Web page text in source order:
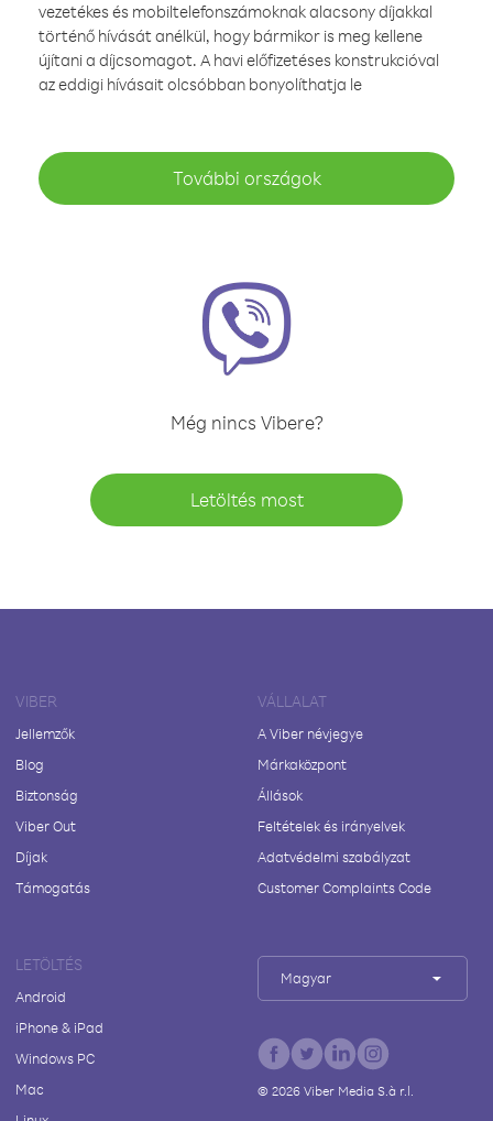
vezetékes és mobiltelefonszámoknak alacsony díjakkal
történő hívását anélkül, hogy bármikor is meg kellene
újítani a díjcsomagot. A havi előfizetéses konstrukcióval
az eddigi hívásait olcsóbban bonyolíthatja le
További országok
Még nincs Vibere?
Letöltés most
VIBER
Jellemzők
Blog
Biztonság
Viber Out
Díjak
Támogatás
VÁLLALAT
A Viber névjegye
Márkaközpont
Állások
Feltételek és irányelvek
Adatvédelmi szabályzat
Customer Complaints Code
LETÖLTÉS
Android
iPhone & iPad
Windows PC
Mac
Magyar
© 2026Viber Media S.à r.l.